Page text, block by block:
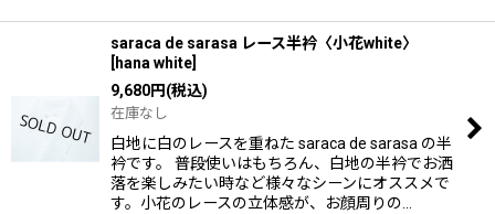
saraca de sarasa レース半衿〈小花white〉
hana white
9,680円(税込)
在庫なし
白地に白のレースを重ねた saraca de sarasa の半
衿です。 普段使いはもちろん、白地の半衿でお洒
落を楽しみたい時など様々なシーンにオススメで
す。小花のレースの立体感が、お顔周りの…